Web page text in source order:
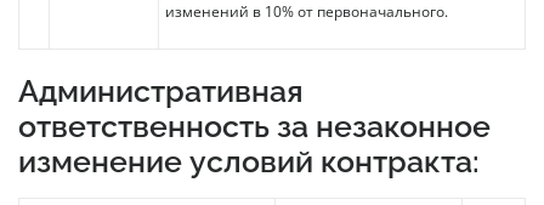
изменений в 10% от первоначального.
Административная
ответственность за незаконное
изменение условий контракта: